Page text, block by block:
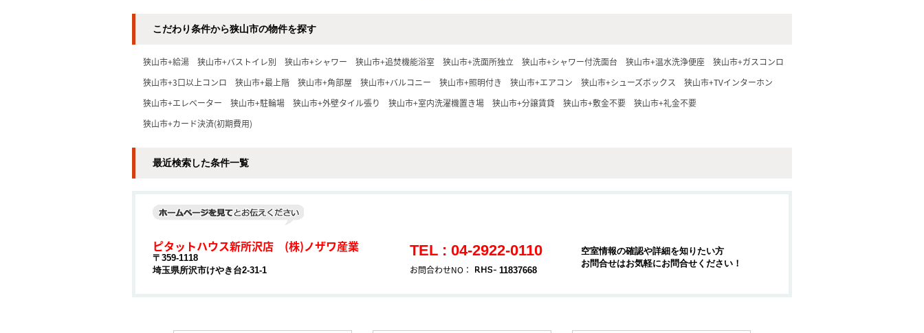
こだわり条件から狭山市の物件を探す
狭山市+給湯 狭山市+バストイレ別 狭山市+シャワー 狭山市+追焚機能浴室 狭山市+洗面所独立 狭山市+シャワー付洗面台 狭山市+温水洗浄便座
狭山市+ガスコンロ
狭山市+3口以上コンロ
狭山市+最上階 狭山市+角部屋 狭山市+バルコニー 狭山市+照明付き 狭山市+エアコン 狭山市+シューズボックス
狭山市+TVインターホン
狭山市+エレベーター
狭山市+駐輪場 狭山市+外壁タイル張り 狭山市+室内洗濯機置き場 狭山市+分譲賃貸 狭山市+敷金不要
狭山市+礼金不要
狭山市+カード決済(初期費用)
最近検索した条件一覧
ピタットハウス新所沢店 (株)ノザワ産業
〒359-1118
埼玉県所沢市けやき台2-31-1
TEL : 04-2922-0110
お問合わせNO： 11837668
空室情報の確認や詳細を知りたい方
お問合せはお気軽にお問合せください！